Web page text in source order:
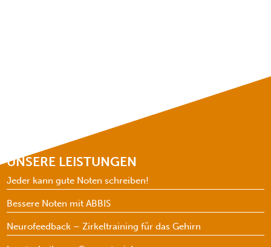
UNSERE LEISTUNGEN
Jeder kann gute Noten schreiben!
Bessere Noten mit ABBIS
Neurofeedback – Zirkeltraining für das Gehirn